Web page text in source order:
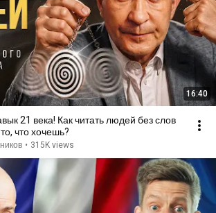
16:40
21 века! Как читать людей без слов
что хочешь?
• 315K views